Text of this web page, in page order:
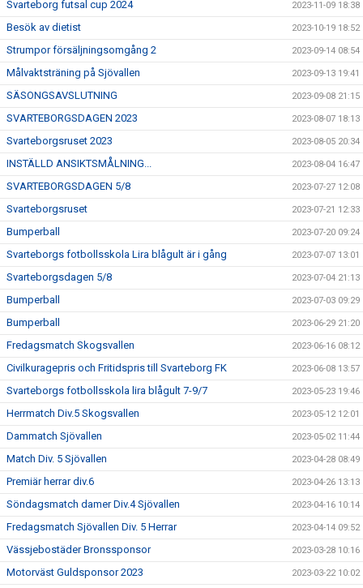
Svarteborg futsal cup 2024 2023-11-09 18:38
Besök av dietist 2023-10-19 18:52
Strumpor försäljningsomgång 2 2023-09-14 08:54
Målvaktsträning på Sjövallen 2023-09-13 19:41
SÄSONGSAVSLUTNING 2023-09-08 21:15
SVARTEBORGSDAGEN 2023 2023-08-07 18:13
Svarteborgsruset 2023 2023-08-05 20:34
INSTÄLLD ANSIKTSMÅLNING... 2023-08-04 16:47
SVARTEBORGSDAGEN 5/8 2023-07-27 12:08
Svarteborgsruset 2023-07-21 12:33
Bumperball 2023-07-20 09:24
Svarteborgs fotbollsskola Lira blågult är i gång 2023-07-07 13:01
Svarteborgsdagen 5/8 2023-07-04 21:13
Bumperball 2023-07-03 09:29
Bumperball 2023-06-29 21:20
Fredagsmatch Skogsvallen 2023-06-16 08:12
Civilkuragepris och Fritidspris till Svarteborg FK 2023-06-08 13:57
Svarteborgs fotbollsskola lira blågult 7-9/7 2023-05-23 19:46
Herrmatch Div.5 Skogsvallen 2023-05-12 12:01
Dammatch Sjövallen 2023-05-02 11:44
Match Div. 5 Sjövallen 2023-04-28 08:49
Premiär herrar div.6 2023-04-26 13:13
Söndagsmatch damer Div.4 Sjövallen 2023-04-16 10:14
Fredagsmatch Sjövallen Div. 5 Herrar 2023-04-14 09:52
Vässjebostäder Bronssponsor 2023-03-28 10:16
Motorväst Guldsponsor 2023 2023-03-22 10:02